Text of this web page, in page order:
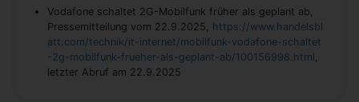
Vodafone schaltet 2G-Mobilfunk früher als geplant ab,
Pressemitteilung vom 22.9.2025, https://www.handelsbl
att.com/technik/it-internet/mobilfunk-vodafone-schaltet
-2g-mobilfunk-frueher-als-geplant-ab/100156998.html,
letzter Abruf am 22.9.2025